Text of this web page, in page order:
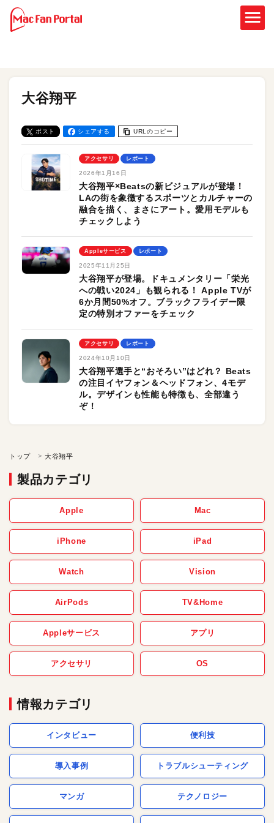
大谷翔平
ポスト シェアする URLのコピー
アクセサリ レポート
2026年1月16日
大谷翔平×Beatsの新ビジュアルが登場！
LAの街を象徴するスポーツとカルチャーの
融合を描く、まさにアート。愛用モデルも
チェックしよう
Appleサービス レポート
2025年11月25日
大谷翔平が登場。ドキュメンタリー「栄光
への戦い2024」も観られる！ Apple TVが
6か月間50%オフ。ブラックフライデー限
定の特別オファーをチェック
アクセサリ レポート
2024年10月10日
大谷翔平選手と“おそろい”はどれ？ Beats
の注目イヤフォン＆ヘッドフォン、4モデ
ル。デザインも性能も特徴も、全部違う
ぞ！
トップ 大谷翔平
製品カテゴリ
Apple Mac
iPhone iPad
Watch Vision
AirPods TV&Home
Appleサービス アプリ
アクセサリ OS
情報カテゴリ
インタビュー 便利技
導入事例 トラブルシューティング
マンガ テクノロジー